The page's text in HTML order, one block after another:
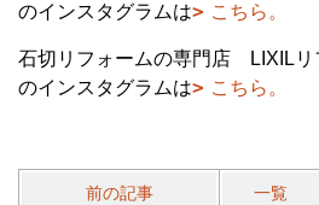
のインスタグラムは
こちら。
石切リフォームの専門店 LIXILリ
のインスタグラムは
こちら。
前の記事 一覧